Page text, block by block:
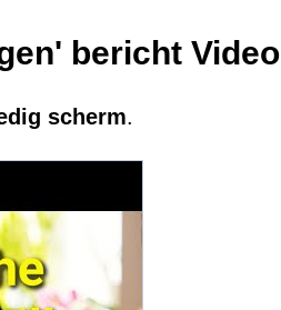
bericht Video
scherm.